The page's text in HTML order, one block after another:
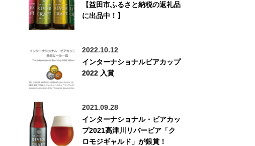
【益田市ふるさと納税の返礼品
に出品中！】
2022.10.12
インターナショナルビアカップ
2022 入賞
2021.09.28
インターナショナル・ビアカッ
プ2021高津川リバービア「ク
ロモジギャルド」が銀賞！